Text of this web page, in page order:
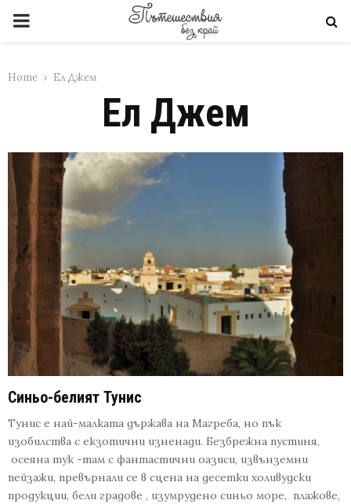
PRIMARY
Home Ел Джем
Ел Джем
Синьо-белият Тунис
Тунис е най-малката държава на Магреба, но пък
изобилства с екзотични изненади. Безбрежна пустиня,
осеяна тук -там с фантастични оазиси, извънземни
пейзажи, превърнали се в сцена на десетки холивудски
продукции, бели градове , изумрудено синьо море, плажове,